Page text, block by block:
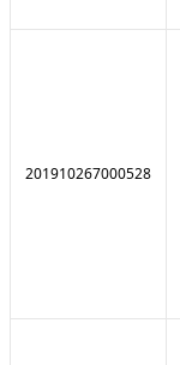
201910267000528